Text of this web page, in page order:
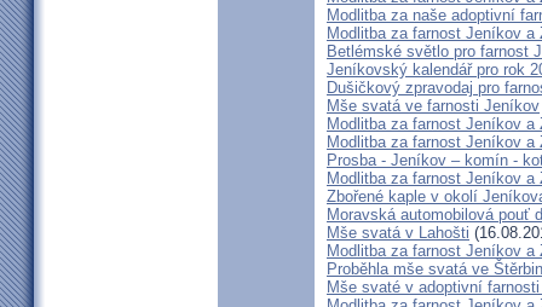
Modlitba za naše adoptivní
Modlitba za farnost Jeníkov a
Betlémské světlo pro farnost
Jeníkovský kalendář pro rok
Dušičkový zpravodaj pro
Mše svatá ve farnosti Jeníkov
Modlitba za farnost Jeníkov a
Modlitba za farnost Jeníkov a
Prosba - Jeníkov – komín -
Modlitba za farnost Jeníkov a
Zbořené kaple v okolí
Moravská automobilová pouť
Mše svatá v Lahošti
Modlitba za farnost Jeníkov a
Proběhla mše svatá ve
Mše svaté v adoptivní